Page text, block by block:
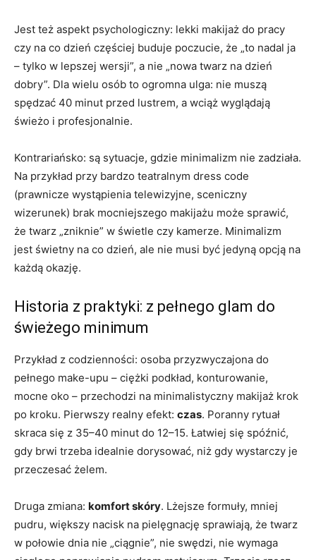
Jest też aspekt psychologiczny: lekki makijaż do pracy
czy na co dzień częściej buduje poczucie, że „to nadal ja
– tylko w lepszej wersji”, a nie „nowa twarz na dzień
dobry”. Dla wielu osób to ogromna ulga: nie muszą
spędzać 40 minut przed lustrem, a wciąż wyglądają
świeżo i profesjonalnie.
Kontrariańsko: są sytuacje, gdzie minimalizm nie zadziała.
Na przykład przy bardzo teatralnym dress code
(prawnicze wystąpienia telewizyjne, sceniczny
wizerunek) brak mocniejszego makijażu może sprawić,
że twarz „zniknie” w świetle czy kamerze. Minimalizm
jest świetny na co dzień, ale nie musi być jedyną opcją na
każdą okazję.
Historia z praktyki: z pełnego glam do
świeżego minimum
Przykład z codzienności: osoba przyzwyczajona do
pełnego make-upu – ciężki podkład, konturowanie,
mocne oko – przechodzi na minimalistyczny makijaż krok
po kroku. Pierwszy realny efekt: czas. Poranny rytuał
skraca się z 35–40 minut do 12–15. Łatwiej się spóźnić,
gdy brwi trzeba idealnie dorysować, niż gdy wystarczy je
przeczesać żelem.
Druga zmiana: komfort skóry. Lżejsze formuły, mniej
pudru, większy nacisk na pielęgnację sprawiają, że twarz
w połowie dnia nie „ciągnie”, nie swędzi, nie wymaga